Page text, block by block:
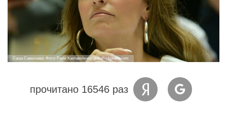
Саша Савельева. Фото: Pavel Kashaev/www.globallookpress.com
прочитано 16546 раз